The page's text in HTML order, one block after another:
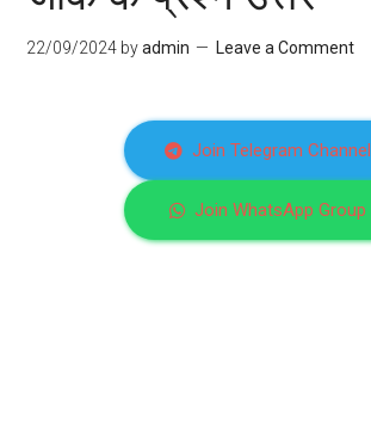
22/09/2024 byadmin Leave a Comment
Join Telegram Channel
Join WhatsApp Group